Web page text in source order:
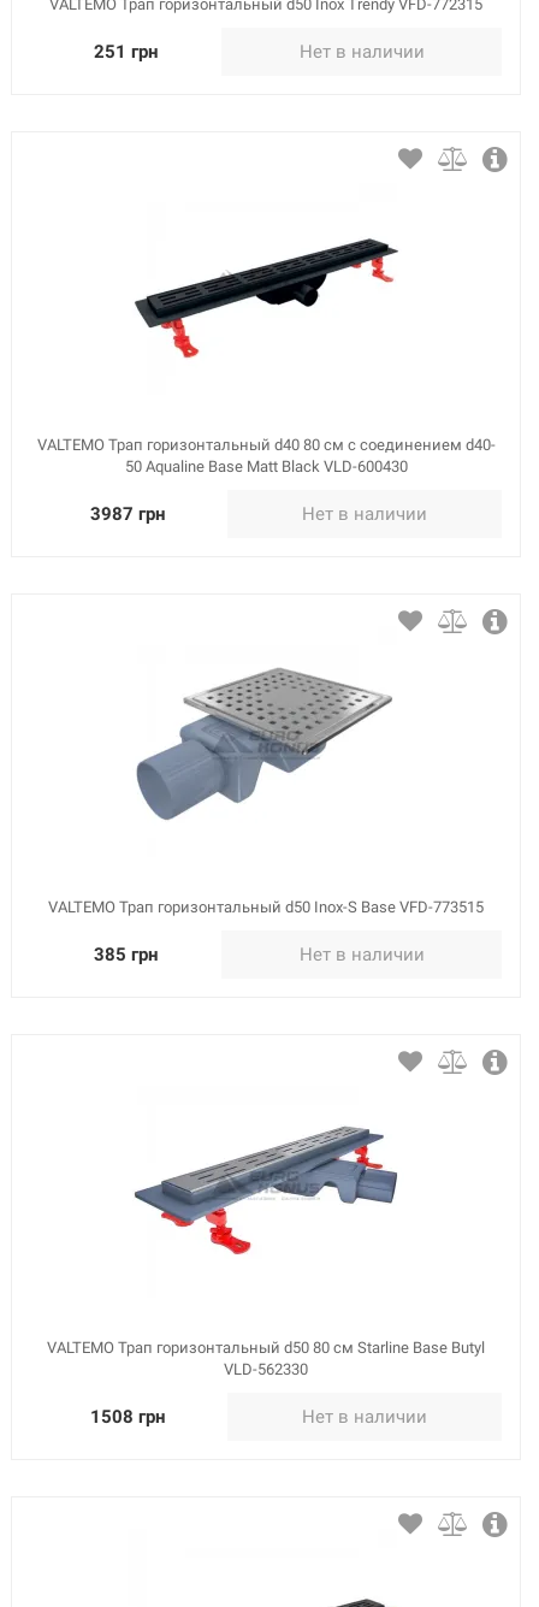
VALTEMO Трап горизонтальный d50 Inox Trendy VFD-772315
251 грн Нет в наличии
VALTEMO Трап горизонтальный d40 80 см с соединением d40-
50 Aqualine Base Matt Black VLD-600430
3987 грн Нет в наличии
VALTEMO Трап горизонтальный d50 Inox-S Base VFD-773515
385 грн Нет в наличии
VALTEMO Трап горизонтальный d50 80 см Starline Base Butyl
VLD-562330
1508 грн Нет в наличии